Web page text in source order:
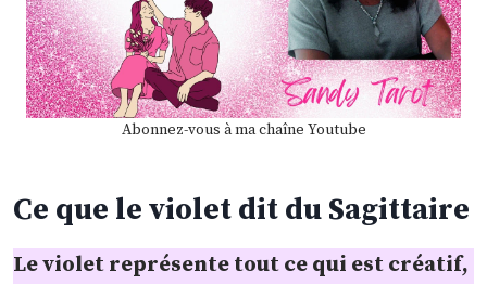
Abonnez-vous à ma chaîne Youtube
Ce que le violet dit du Sagittaire
Le violet représente tout ce qui est créatif,